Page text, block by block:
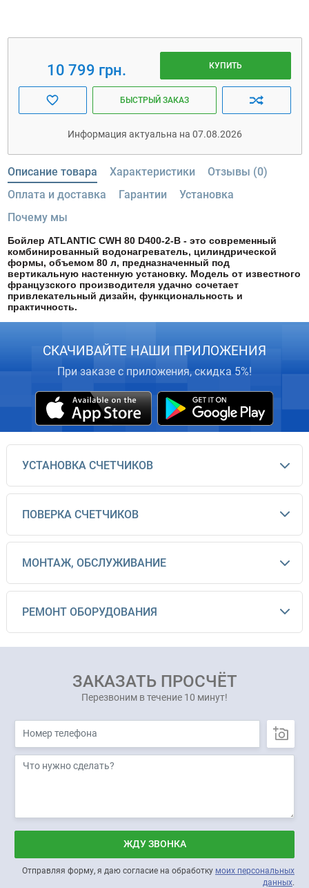
10 799 грн. КУПИТЬ
БЫСТРЫЙ ЗАКАЗ
Информация актуальна на 07.08.2026
Описание товара Характеристики
Отзывы (0)
Оплата и доставка
Гарантии
Установка
Почему мы
Бойлер ATLANTIC CWH 80 D400-2-B - это современный
комбинированный водонагреватель, цилиндрической
формы, объемом 80 л, предназначенный под
вертикальную настенную установку. Модель от известного
французского производителя удачно сочетает
привлекательный дизайн, функциональность и
практичность.
СКАЧИВАЙТЕ НАШИ ПРИЛОЖЕНИЯ
При заказе с приложения, скидка 5%!
УСТАНОВКА СЧЕТЧИКОВ
ПОВЕРКА СЧЕТЧИКОВ
МОНТАЖ, ОБСЛУЖИВАНИЕ
РЕМОНТ ОБОРУДОВАНИЯ
ЗАКАЗАТЬ ПРОСЧЁТ
Перезвоним в течение 10 минут!
ЖДУ ЗВОНКА
Отправляя форму, я даю согласие на обработку моих персональных
данных.